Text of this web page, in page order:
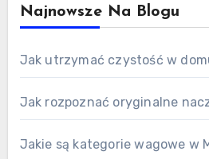
Najnowsze Na Blogu
Jak utrzymać czystość w
Jak rozpoznać oryginalne
Jakie są kategorie wagowe w